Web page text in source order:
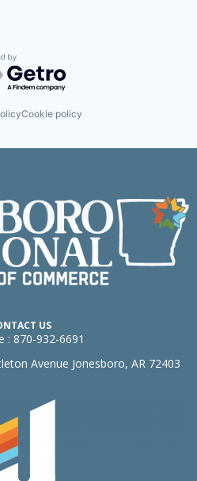
by Getro.com
Cookie policy
US
: 870-932-6691
Avenue Jonesboro, AR 72403